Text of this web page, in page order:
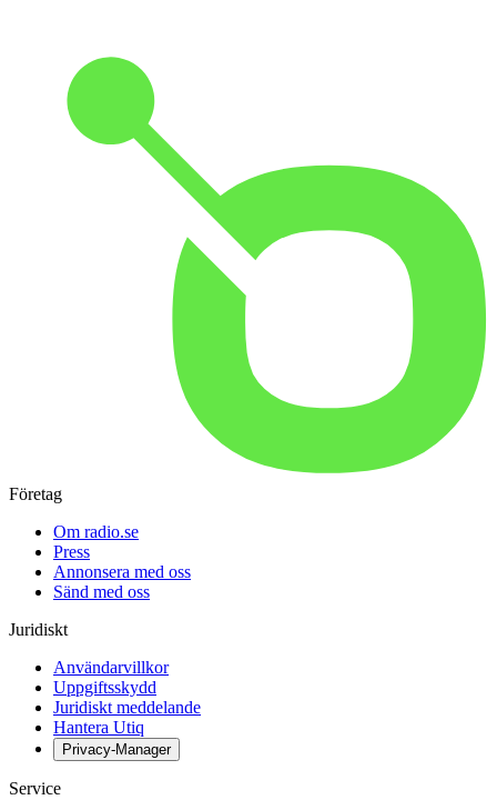
Företag
Om radio.se
Press
Annonsera med oss
Sänd med oss
Juridiskt
Användarvillkor
Uppgiftsskydd
Juridiskt meddelande
Hantera Utiq
Privacy-Manager
Service